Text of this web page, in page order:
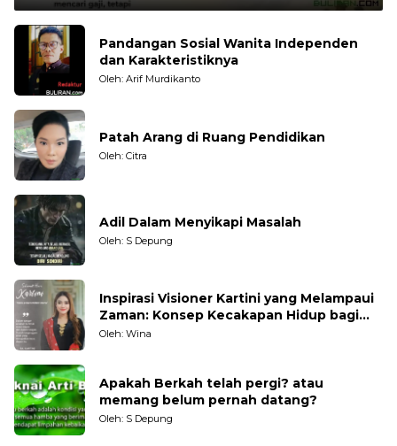
Pandangan Sosial Wanita Independen
dan Karakteristiknya
Oleh: Arif Murdikanto
Patah Arang di Ruang Pendidikan
Oleh: Citra
Adil Dalam Menyikapi Masalah
Oleh: S Depung
Inspirasi Visioner Kartini yang Melampaui
Zaman: Konsep Kecakapan Hidup bagi
Generasi Muda
Oleh: Wina
Apakah Berkah telah pergi? atau
memang belum pernah datang?
Oleh: S Depung